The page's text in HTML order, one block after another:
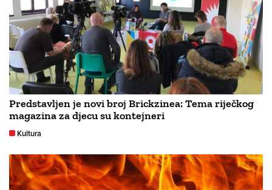
Predstavljen je novi broj Brickzinea: Tema riječkog
magazina za djecu su kontejneri
Kultura